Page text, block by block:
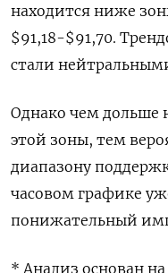
находится ниже
$91,18-$91,70.
стали
Однако чем дольше
этой зоны, тем
диапазону
часовом графике
понижательный
* Анализ основан